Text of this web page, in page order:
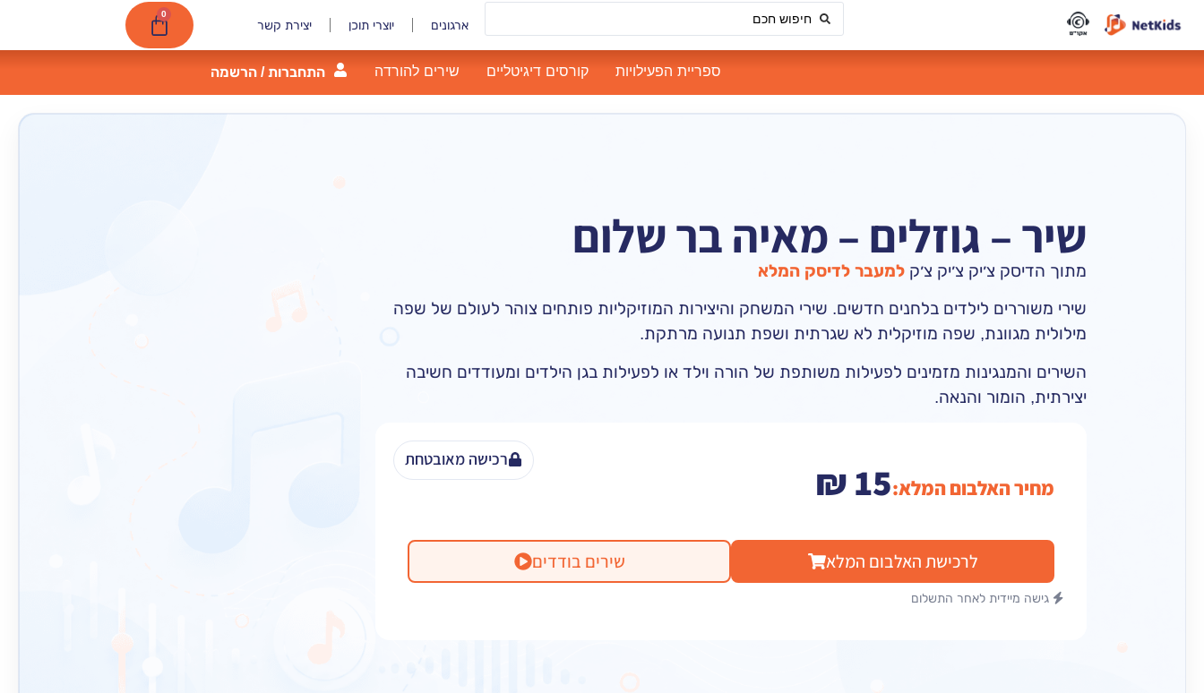
ארגונים יוצרי תוכן יצירת קשר
0
ספריית הפעילויות קורסים דיגיטליים שירים להורדה התחברות / הרשמה
שיר – גוזלים – מאיה בר שלום
מתוך הדיסק צ׳יק צ׳יק צ׳ק למעבר לדיסק המלא
שירי משוררים לילדים בלחנים חדשים. שירי המשחק והיצירות המוזיקליות פותחים צוהר לעולם של שפה
מילולית מגוונת, שפה מוזיקלית לא שגרתית ושפת תנועה מרתקת.
השירים והמנגינות מזמינים לפעילות משותפת של הורה וילד או לפעילות בגן הילדים ומעודדים חשיבה
יצירתית, הומור והנאה.
מחיר האלבום המלא: ₪15
לרכישת האלבום המלא שירים בודדים
גישה מיידית לאחר התשלום
רכישה מאובטחת